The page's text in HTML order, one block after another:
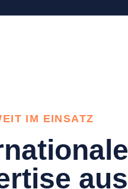
IM EINSATZ
aus